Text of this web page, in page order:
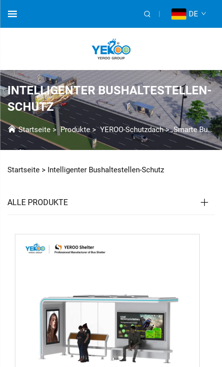
DE
INTELLIGENTER BUSHALTESTELLEN-
SCHUTZ
Startseite >Produkte>YEROO-Schutzdach>Smarte Buswartehalle
Startseite > Intelligenter Bushaltestellen-Schutz
ALLE PRODUKTE